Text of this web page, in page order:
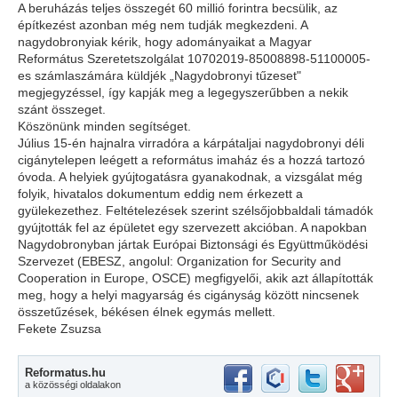
A beruházás teljes összegét 60 millió forintra becsülik, az
építkezést azonban még nem tudják megkezdeni. A
nagydobronyiak kérik, hogy adományaikat a Magyar
Református Szeretetszolgálat 10702019-85008898-51100005-
es számlaszámára küldjék „Nagydobronyi tűzeset"
megjegyzéssel, így kapják meg a legegyszerűbben a nekik
szánt összeget.
Köszönünk minden segítséget.
Július 15-én hajnalra virradóra a kárpátaljai nagydobronyi déli
cigánytelepen leégett a református imaház és a hozzá tartozó
óvoda. A helyiek gyújtogatásra gyanakodnak, a vizsgálat még
folyik, hivatalos dokumentum eddig nem érkezett a
gyülekezethez. Feltételezések szerint szélsőjobbaldali támadók
gyújtották fel az épületet egy szervezett akcióban. A napokban
Nagydobronyban jártak Európai Biztonsági és Együttműködési
Szervezet (EBESZ, angolul: Organization for Security and
Cooperation in Europe, OSCE) megfigyelői, akik azt állapították
meg, hogy a helyi magyarság és cigányság között nincsenek
összetűzések, békésen élnek egymás mellett.
Fekete Zsuzsa
Reformatus.hu
a közösségi oldalakon